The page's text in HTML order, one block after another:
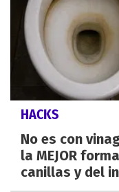
HACKS
No es con
la MEJOR
canillas y del